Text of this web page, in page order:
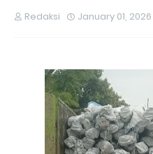
Redaksi January 01, 2026